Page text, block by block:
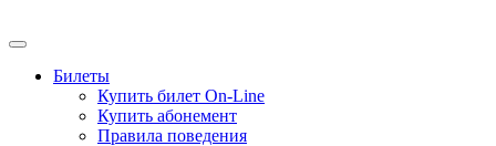
Билеты
Купить билет On-Line
Купить абонемент
Правила поведения